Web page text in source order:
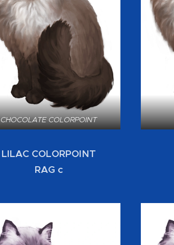
CHOCOLATE COLORPOINT
LILAC COLORPOINT
RAG c